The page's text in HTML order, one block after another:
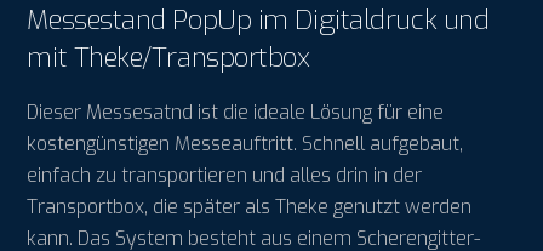
Messestand PopUp im Digitaldruck und
mit Theke/Transportbox
Dieser Messesatnd ist die ideale Lösung für eine
kostengünstigen Messeauftritt. Schnell aufgebaut,
einfach zu transportieren und alles drin in der
Transportbox, die später als Theke genutzt werden
kann. Das System besteht aus einem Scherengitter-